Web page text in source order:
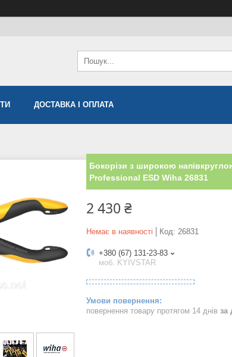
ДОСТАВКА І ОПЛАТА
Бокорізи з широкою
Professional ESD Wiha 26831
2 430 ₴
Немає в наявності Код: 26831
+380 (67) 131-23-83
моб. KYIVSTAR
повернення товару протягом 14 днів за